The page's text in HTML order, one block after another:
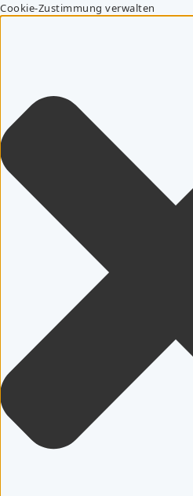
Cookie-Zustimmung verwalten